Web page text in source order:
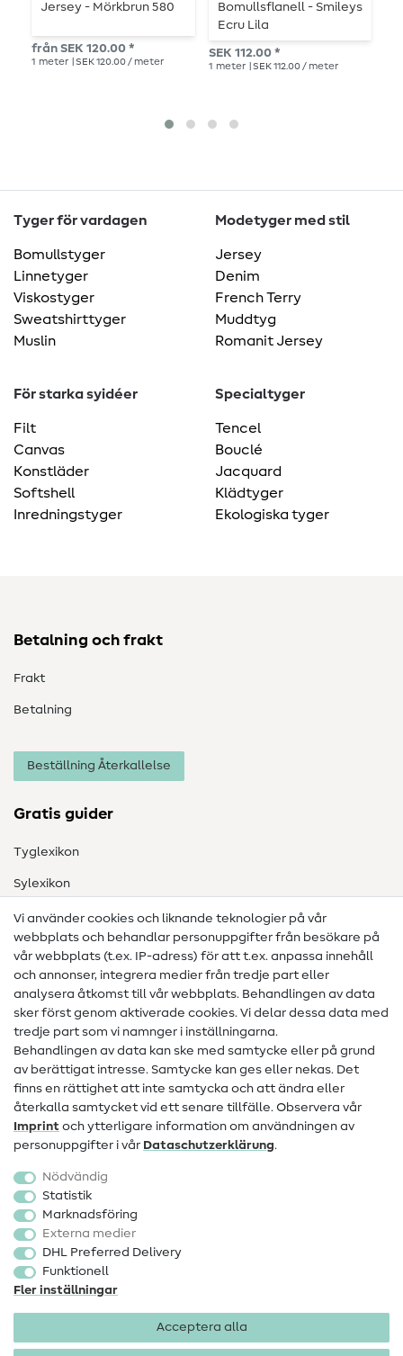
Jersey - Mörkbrun 580
från SEK 120.00 *
1 meter | SEK 120.00 / meter
Bomullsflanell - Smileys
Ecru Lila
SEK 112.00 *
1 meter | SEK 112.00 / meter
Tyger för vardagen
Bomullstyger
Linnetyger
Viskostyger
Sweatshirttyger
Muslin
Modetyger med stil
Jersey
Denim
French Terry
Muddtyg
Romanit Jersey
För starka syidéer
Filt
Canvas
Konstläder
Softshell
Inredningstyger
Specialtyger
Tencel
Bouclé
Jacquard
Klädtyger
Ekologiska tyger
Betalning och frakt
Frakt
Betalning
Beställning Återkallelse
Gratis guider
Tyglexikon
Sylexikon
Sömnadsinstruktioner
Hjälp & kontakt
Kontakt
Information om byte av operatör
FAQ
Ångerrätt
Populärt
Sytillbehör
Rea
Vi använder cookies och liknande teknologier på vår
webbplats och behandlar personuppgifter från besökare på
vår webbplats (t.ex. IP-adress) för att t.ex. anpassa innehåll
och annonser, integrera medier från tredje part eller
analysera åtkomst till vår webbplats. Behandlingen av data
sker först genom aktiverade cookies. Vi delar dessa data med
tredje part som vi namnger i inställningarna.
Behandlingen av data kan ske med samtycke eller på grund
av berättigat intresse. Samtycke kan ges eller nekas. Det
finns en rättighet att inte samtycka och att ändra eller
återkalla samtycket vid ett senare tillfälle. Observera vår
Imprint och ytterligare information om användningen av
personuppgifter i vår Data­schutz­erklärung.
Nödvändig
Statistik
Marknadsföring
Externa medier
DHL Preferred Delivery
Funktionell
Fler inställningar
Acceptera alla
Företagsinformation
Dataskydd
Allmänna villkor